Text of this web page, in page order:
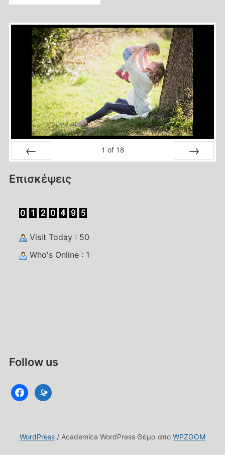
1 of 18
Επισκέψεις
Visit Today : 50
Who's Online : 1
Follow us
facebookdatacite
WordPress / Academica WordPress Θέμα από WPZOOM